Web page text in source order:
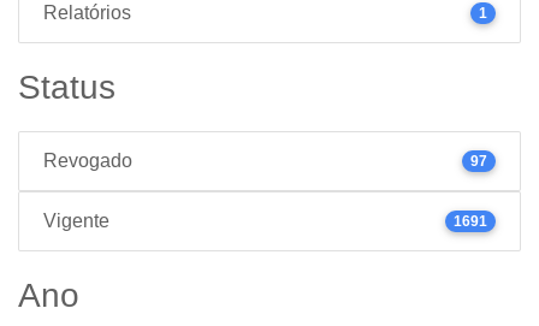
Relatórios 1
Status
Revogado 97
Vigente 1691
Ano